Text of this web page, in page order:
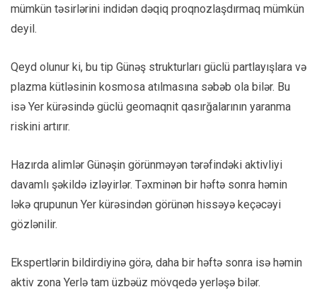
mümkün təsirlərini indidən dəqiq proqnozlaşdırmaq mümkün
deyil.
Qeyd olunur ki, bu tip Günəş strukturları güclü partlayışlara və
plazma kütləsinin kosmosa atılmasına səbəb ola bilər. Bu
isə Yer kürəsində güclü geomaqnit qasırğalarının yaranma
riskini artırır.
Hazırda alimlər Günəşin görünməyən tərəfindəki aktivliyi
davamlı şəkildə izləyirlər. Təxminən bir həftə sonra həmin
ləkə qrupunun Yer kürəsindən görünən hissəyə keçəcəyi
gözlənilir.
Ekspertlərin bildirdiyinə görə, daha bir həftə sonra isə həmin
aktiv zona Yerlə tam üzbəüz mövqedə yerləşə bilər.